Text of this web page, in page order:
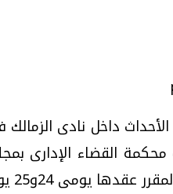
داخل نادى الزمالك
القضاء الإدارى
يومى 24و25 يوليو/ تموز 2008.